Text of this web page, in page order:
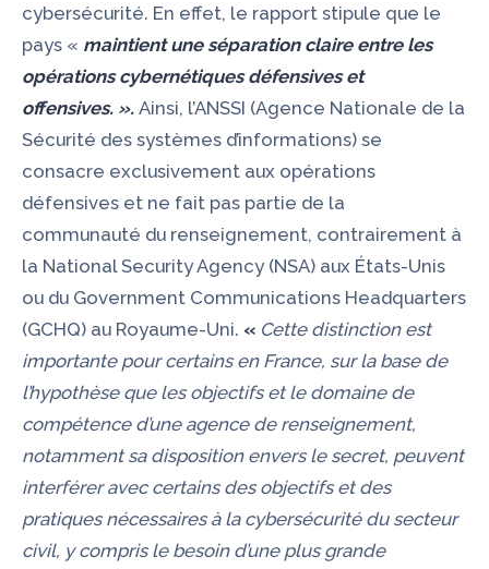
cybersécurité. En effet, le rapport stipule que le
pays « maintient une séparation claire entre les
opérations cybernétiques défensives et
offensives. ». Ainsi, l’ANSSI (Agence Nationale de la
Sécurité des systèmes d’informations) se
consacre exclusivement aux opérations
défensives et ne fait pas partie de la
communauté du renseignement, contrairement à
la National Security Agency (NSA) aux États-Unis
ou du Government Communications Headquarters
(GCHQ) au Royaume-Uni. « Cette distinction est
importante pour certains en France, sur la base de
l’hypothèse que les objectifs et le domaine de
compétence d’une agence de renseignement,
notamment sa disposition envers le secret, peuvent
interférer avec certains des objectifs et des
pratiques nécessaires à la cybersécurité du secteur
civil, y compris le besoin d’une plus grande